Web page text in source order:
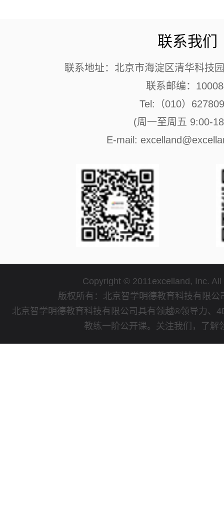
联系我们
联系地址：北京市海淀区清华科技
联系邮编：
Tel:（010）
(周一至周五 9:00-
E-mail:
Copyright © 2011excelland, Inc.
版权所有：北京智学明德教育科技有限
北京智学明德教育科技有限公司具有领越®领导力、
教练一阶公开课。关注我们，了解